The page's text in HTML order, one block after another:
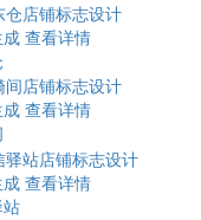
成 查看详情
成 查看详情
成 查看详情
站